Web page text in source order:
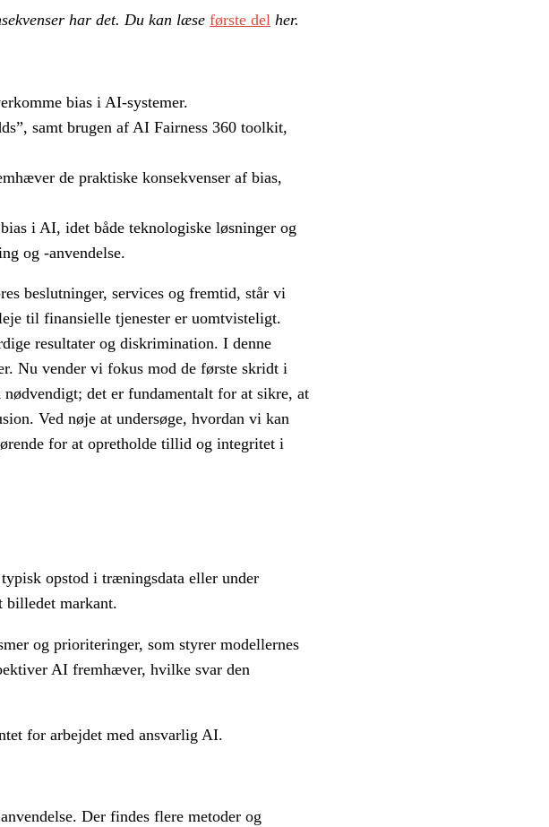
har det. Du kan læse første del her.
bias i AI-systemer.
samt brugen af AI Fairness 360 toolkit,
de praktiske konsekvenser af bias,
i AI, idet både teknologiske løsninger og
og -anvendelse.
beslutninger, services og fremtid, står vi
til finansielle tjenester er uomtvisteligt.
resultater og diskrimination. I denne
Nu vender vi fokus mod de første skridt i
det er fundamentalt for at sikre, at
Ved nøje at undersøge, hvordan vi kan
for at opretholde tillid og integritet i
opstod i træningsdata eller under
billedet markant.
og prioriteringer, som styrer modellernes
AI fremhæver, hvilke svar den
for arbejdet med ansvarlig AI.
Der findes flere metoder og